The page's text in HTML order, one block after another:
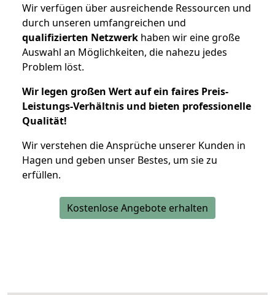
Wir verfügen über ausreichende Ressourcen und
durch unseren umfangreichen und
qualifizierten Netzwerk haben wir eine große
Auswahl an Möglichkeiten, die nahezu jedes
Problem löst.
Wir legen großen Wert auf ein faires Preis-
Leistungs-Verhältnis und bieten professionelle
Qualität!
Wir verstehen die Ansprüche unserer Kunden in
Hagen und geben unser Bestes, um sie zu
erfüllen.
Kostenlose Angebote erhalten